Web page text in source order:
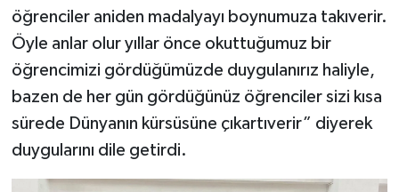
öğrenciler aniden madalyayı boynumuza takıverir.
Öyle anlar olur yıllar önce okuttuğumuz bir
öğrencimizi gördüğümüzde duygulanırız haliyle,
bazen de her gün gördüğünüz öğrenciler sizi kısa
sürede Dünyanın kürsüsüne çıkartıverir” diyerek
duygularını dile getirdi.